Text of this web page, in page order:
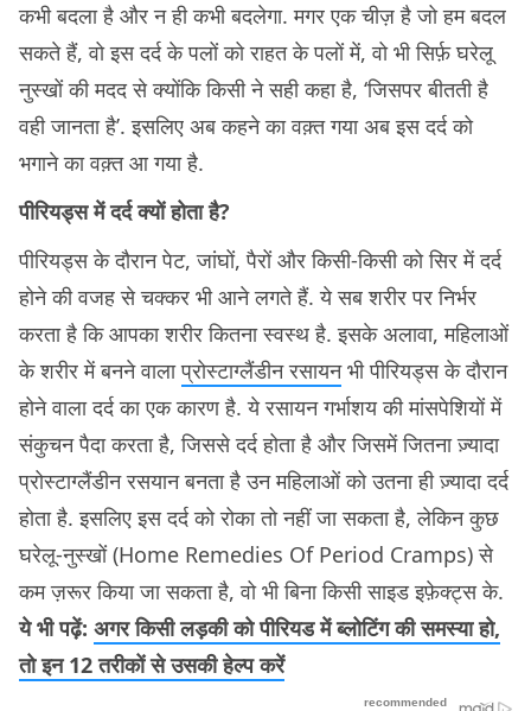
कभी बदला है और न ही कभी बदलेगा. मगर एक चीज़ है जो हम बदल
सकते हैं, वो इस दर्द के पलों को राहत के पलों में, वो भी सिर्फ़ घरेलू
नुस्खों की मदद से क्योंकि किसी ने सही कहा है, ‘जिसपर बीतती है
वही जानता है’. इसलिए अब कहने का वक़्त गया अब इस दर्द को
भगाने का वक़्त आ गया है.
पीरियड्स में दर्द क्यों होता है?
पीरियड्स के दौरान पेट, जांघों, पैरों और किसी-किसी को सिर में दर्द
होने की वजह से चक्कर भी आने लगते हैं. ये सब शरीर पर निर्भर
करता है कि आपका शरीर कितना स्वस्थ है. इसके अलावा, महिलाओं
के शरीर में बनने वालाप्रोस्टाग्लैंडीन रसायनभी पीरियड्स के दौरान
होने वाला दर्द का एक कारण है. ये रसायन गर्भाशय की मांसपेशियों में
संकुचन पैदा करता है, जिससे दर्द होता है और जिसमें जितना ज़्यादा
प्रोस्टाग्लैंडीन रसयान बनता है उन महिलाओं को उतना ही ज़्यादा दर्द
होता है. इसलिए इस दर्द को रोका तो नहीं जा सकता है, लेकिन कुछ
घरेलू-नुस्खों (Home Remedies Of Period Cramps) से
कम ज़रूर किया जा सकता है, वो भी बिना किसी साइड इफ़ेक्ट्स के.
ये भी पढ़ें: अगर किसी लड़की को पीरियड में ब्लोटिंग की समस्या हो,
तो इन 12 तरीकों से उसकी हेल्प करें